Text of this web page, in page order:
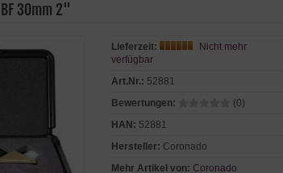
30mm 2"
Lieferzeit:
Nicht mehr
verfügbar
Art.Nr.: 52881
Bewertungen:
(0)
HAN: 52881
Hersteller: Coronado
Mehr Artikel von: Coronado